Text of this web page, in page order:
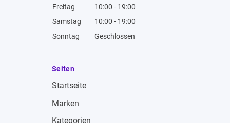
Freitag
10:00 - 19:00
Samstag
10:00 - 19:00
Sonntag
Geschlossen
Seiten
Startseite
Marken
Kategorien